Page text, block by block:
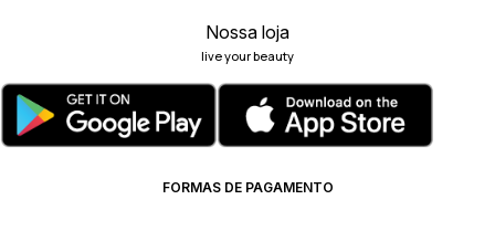
Nossa loja
live your beauty
FORMAS DE PAGAMENTO